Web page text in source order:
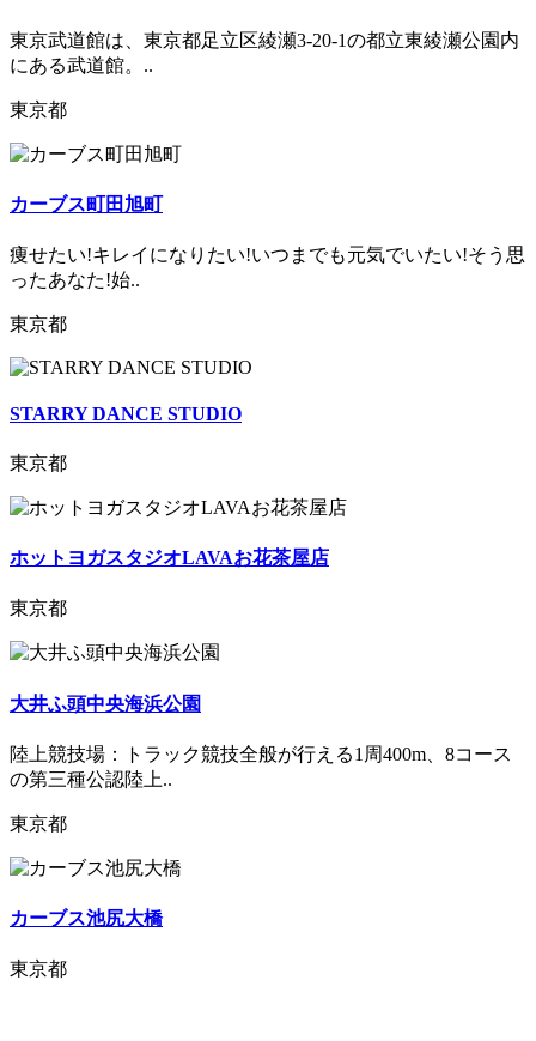
東京武道館は、東京都足立区綾瀬3-20-1の都立東綾瀬公園内
にある武道館。..
東京都
カーブス町田旭町
痩せたい!キレイになりたい!いつまでも元気でいたい!そう思
ったあなた!始..
東京都
STARRY DANCE STUDIO
東京都
ホットヨガスタジオLAVAお花茶屋店
東京都
大井ふ頭中央海浜公園
陸上競技場：トラック競技全般が行える1周400m、8コース
の第三種公認陸上..
東京都
カーブス池尻大橋
東京都